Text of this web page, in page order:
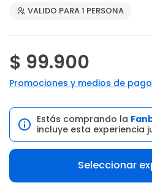
VALIDO PARA 1 PERSONA
$ 99.900
Promociones y medios de pago
Estás comprando la
incluye esta experiencia
Seleccionar